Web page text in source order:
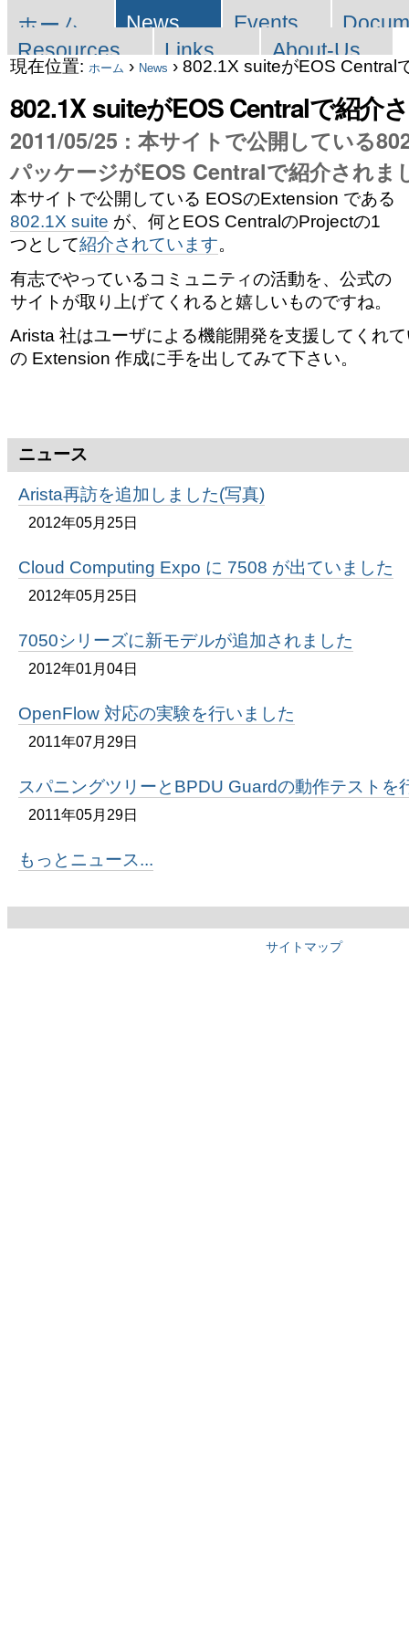
コ
ン
ン
ツ
に
飛
ぶ
|
ナ
ビ
ー
シ
ョ
ン
に
飛
ぶ
セ
ク
シ
ョ
ン
ホーム News Events
Resources
Links About-Us
現在位置: ホーム › News › 802.1X suiteがEOS Central
802.1X suiteがEOS Centralで紹介
2011/05/25 : 本サイトで公開している
パッケージがEOS Centralで紹介されま
本サイトで公開している EOSのExtension である
802.1X suite が、何とEOS CentralのProjectの1
つとして紹介されています。
有志でやっているコミュニティの活動を、公式の
サイトが取り上げてくれると嬉しいものですね。
Arista 社はユーザによる機能開発を支援してくれ
の Extension 作成に手を出してみて下さい。
ニュース
Arista再訪を追加しました(写真)
2012年05月25日
Cloud Computing Expo に 7508 が出ていました
2012年05月25日
7050シリーズに新モデルが追加されました
2012年01月04日
OpenFlow 対応の実験を行いました
2011年07月29日
スパニングツリーとBPDU Guardの動作テストを
2011年05月29日
もっとニュース...
サイトマップ